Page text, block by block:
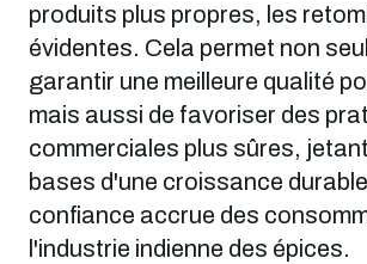
produits plus propres, les
évidentes. Cela permet non
garantir une meilleure qualité
mais aussi de favoriser des
commerciales plus sûres,
bases d'une croissance
confiance accrue des
l'industrie indienne des épices.